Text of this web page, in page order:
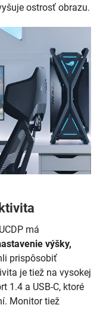
ostrosť obrazu.
má
výšky,
prispôsobiť
je tiež na vysokej
1.4 a USB-C, ktoré
Monitor tiež